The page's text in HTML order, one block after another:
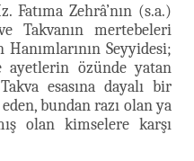
Fatıma Zehrâ’nın (s.a.)
Takvanın mertebeleri
Seyyidesi;
özünde yatan
esasına dayalı bir
bundan razı olan ya
olan kimselere karşı